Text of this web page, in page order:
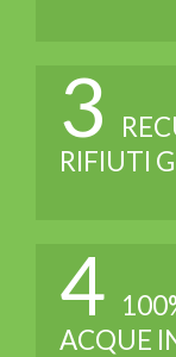
3
RIFIUTI
4
ACQUE